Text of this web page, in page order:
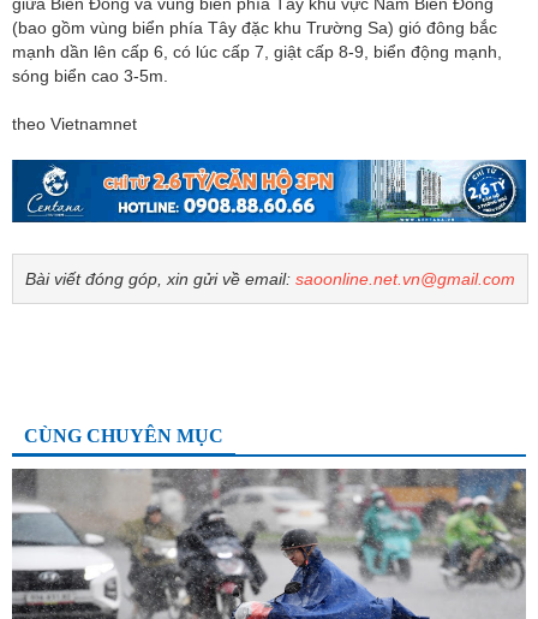
(bao gồm vùng biển phía Tây đặc khu Trường Sa) gió đông bắc
mạnh dần lên cấp 6, có lúc cấp 7, giật cấp 8-9, biển động mạnh,
sóng biển cao 3-5m.
theo Vietnamnet
Bài viết đóng góp, xin gửi về email: saoonline.net.vn@gmail.com
CÙNG CHUYÊN MỤC